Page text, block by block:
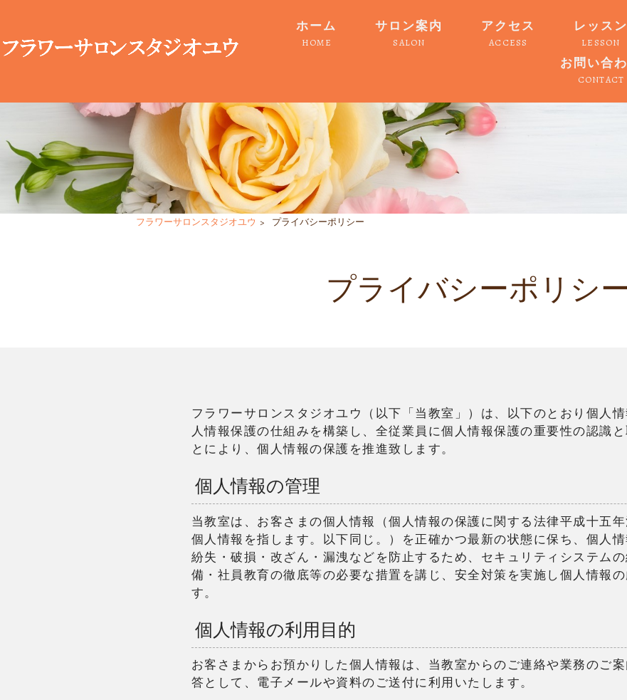
ホーム
HOME
サロン案内
SALON
アクセス
ACCESS
レッスン
LESSON
お問い合
CONTACT
フラワーサロンスタジオユウ > プライバシーポリシー
プライバシーポリシ
フラワーサロンスタジオユウ（以下「当教室」）は、以下のとおり個人
人情報保護の仕組みを構築し、全従業員に個人情報保護の重要性の認識
とにより、個人情報の保護を推進致します。
個人情報の管理
当教室は、お客さまの個人情報（個人情報の保護に関する法律平成十五
個人情報を指します。以下同じ。）を正確かつ最新の状態に保ち、個人情
紛失・破損・改ざん・漏洩などを防止するため、セキュリティシステム
備・社員教育の徹底等の必要な措置を講じ、安全対策を実施し個人情報
す。
個人情報の利用目的
お客さまからお預かりした個人情報は、当教室からのご連絡や業務のご
答として、電子メールや資料のご送付に利用いたします。